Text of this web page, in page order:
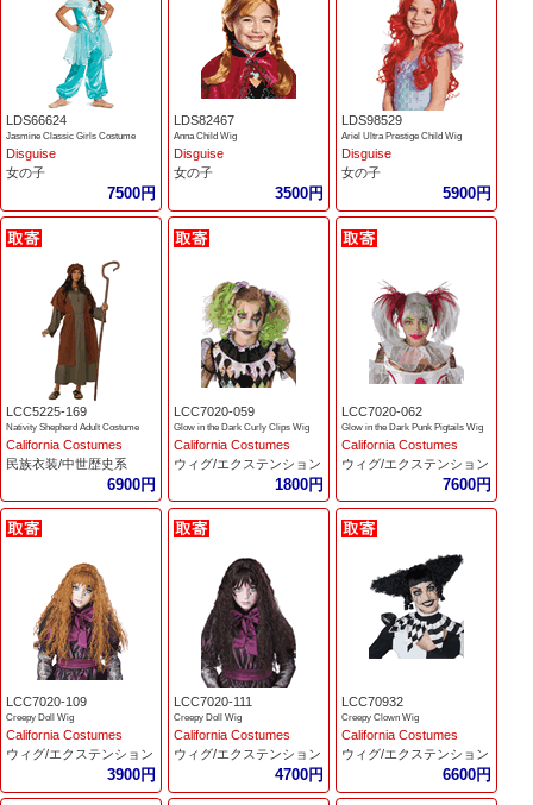
LDS66624
Jasmine Classic Girls Costume
Disguise
女の子
7500円
LDS82467
Anna Child Wig
Disguise
女の子
3500円
LDS98529
Ariel Ultra Prestige Child Wig
Disguise
女の子
5900円
LCC5225-169
Nativity Shepherd Adult Costume
California Costumes
民族衣装/中世歴史系
6900円
LCC7020-059
Glow in the Dark Curly Clips Wig
California Costumes
ウィグ/エクステンション
1800円
LCC7020-062
Glow in the Dark Punk Pigtails Wig
California Costumes
ウィグ/エクステンション
7600円
LCC7020-109
Creepy Doll Wig
California Costumes
ウィグ/エクステンション
3900円
LCC7020-111
Creepy Doll Wig
California Costumes
ウィグ/エクステンション
4700円
LCC70932
Creepy Clown Wig
California Costumes
ウィグ/エクステンション
6600円